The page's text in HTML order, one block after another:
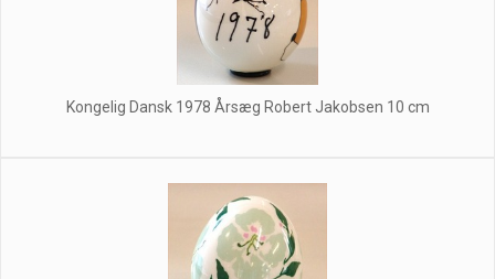
Kongelig Dansk 1978 Årsæg Robert Jakobsen 10 cm